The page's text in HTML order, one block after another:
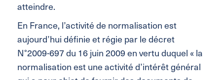
atteindre.
En France, l’activité de normalisation est
aujourd’hui définie et régie par le décret
N°2009-697 du 16 juin 2009 en vertu duquel « la
normalisation est une activité d’intérêt général